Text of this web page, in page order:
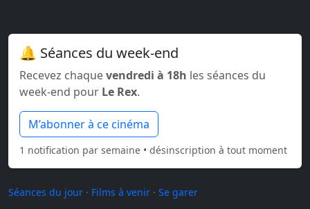
🔔 Séances du week-end
Recevez chaquevendredi à 18h les séances du
week-end pour Le Rex.
M’abonner à ce cinéma
1 notification par semaine • désinscription à tout moment
Séances du jour · Films à venir · Se garer